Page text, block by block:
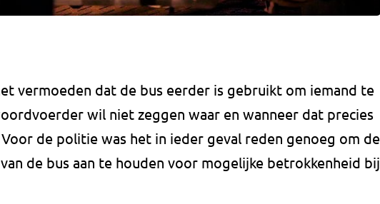
vermoeden dat de bus eerder is gebruikt om iemand te
wil niet zeggen waar en wanneer dat precies
de politie was het in ieder geval reden genoeg om de
de bus aan te houden voor mogelijke betrokkenheid bij